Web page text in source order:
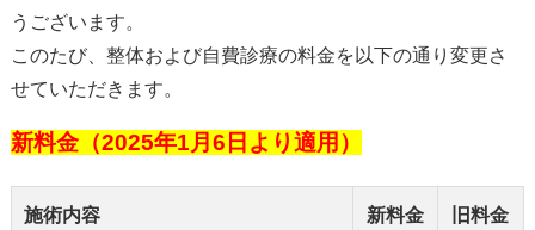
うございます。
このたび、整体および自費診療の料金を以下の通り変更さ
せていただきます。
新料金（2025年1月6日より適用）
施術内容 新料金 旧料金